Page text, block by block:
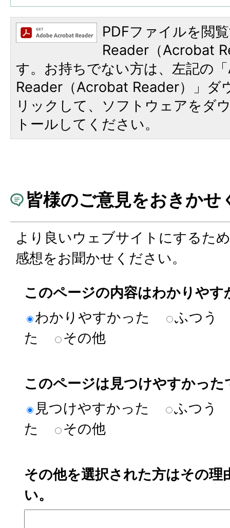
PDFファイルを閲
Reader（Acrobat
す。お持ちでない方は、左記の
Reader（Acrobat Reader）」ダ
リックして、ソフトウェアをダ
トールしてください。
皆様のご意見をおきかせ
より良いウェブサイトにするた
感想をお聞かせください。
このページの内容はわかりやす
わかりやすかった
ふつう
た
その他
このページは見つけやすかった
見つけやすかった
ふつう
た
その他
その他を選択された方はその理
い。